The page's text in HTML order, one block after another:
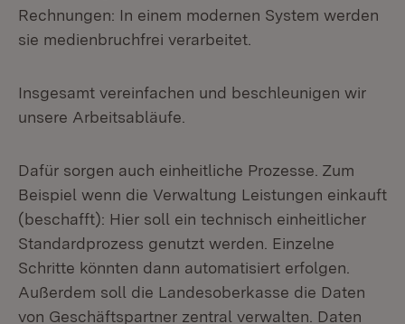
Rechnungen: In einem modernen System werden
sie medienbruchfrei verarbeitet.
Insgesamt vereinfachen und beschleunigen wir
unsere Arbeitsabläufe.
Dafür sorgen auch einheitliche Prozesse. Zum
Beispiel wenn die Verwaltung Leistungen einkauft
(beschafft): Hier soll ein technisch einheitlicher
Standardprozess genutzt werden. Einzelne
Schritte könnten dann automatisiert erfolgen.
Außerdem soll die Landesoberkasse die Daten
von Geschäftspartner zentral verwalten. Daten